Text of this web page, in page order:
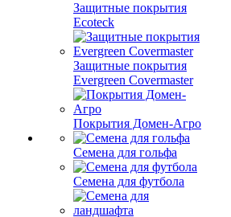
Защитные покрытия
Ecoteck
Защитные покрытия
Evergreen Covermaster
Покрытия Домен-Агро
Семена для гольфа
Семена для футбола